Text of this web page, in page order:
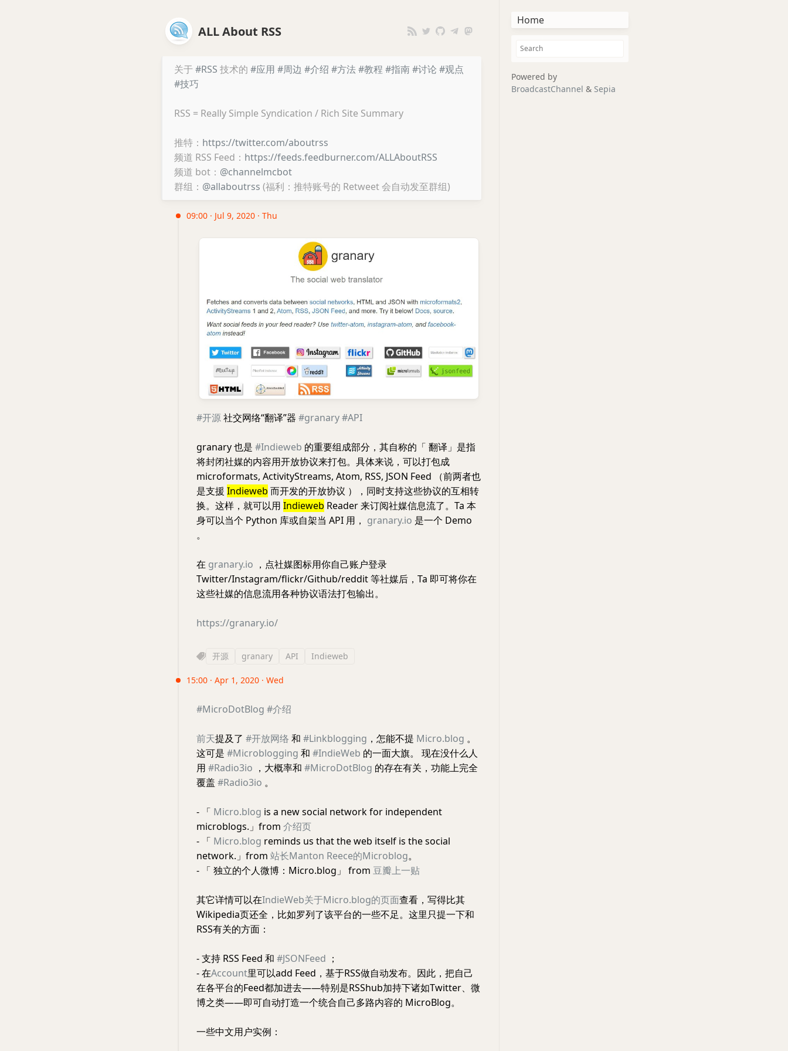
ALL About RSS
关于 #RSS 技术的 #应用 #周边 #介绍 #方法#教程 #指南#讨论 #观点
#技巧
RSS = Really Simple Syndication / Rich Site Summary
推特： https://twitter.com/aboutrss
频道 RSS Feed： https://feeds.feedburner.com/ALLAboutRSS
频道 bot： @channelmcbot
群组： @allaboutrss (福利：推特账号的 Retweet 会自动发至群组)
09:00 · Jul 9, 2020 · Thu
#开源社交网络“翻译”器 #granary#API
granary 也是 #Indieweb 的重要组成部分，其自称的「 翻译」是指
将封闭社媒的内容用开放协议来打包。具体来说，可以打包成
microformats, ActivityStreams, Atom, RSS, JSON Feed （前两者也
是支援 Indieweb 而开发的开放协议 ），同时支持这些协议的互相转
换。这样，就可以用 Indieweb Reader 来订阅社媒信息流了。Ta 本
身可以当个 Python 库或自架当 API 用， granary.io 是一个 Demo
。
在 granary.io ，点社媒图标用你自己账户登录
Twitter/Instagram/flickr/Github/reddit 等社媒后，Ta 即可将你在
这些社媒的信息流用各种协议语法打包输出。
https://granary.io/
开源 granary API Indieweb
15:00 · Apr 1, 2020 · Wed
#MicroDotBlog #介绍
前天提及了 #开放网络 和 #Linkblogging ，怎能不提 Micro.blog 。
这可是 #Microblogging 和 #IndieWeb 的一面大旗。 现在没什么人
用 #Radio3io ，大概率和 #MicroDotBlog 的存在有关，功能上完全
覆盖 #Radio3io 。
- 「 Micro.blog is a new social network for independent
microblogs.」from 介绍页
- 「 Micro.blog reminds us that the web itself is the social
network.」from 站长Manton Reece的Microblog。
- 「 独立的个人微博：Micro.blog」 from 豆瓣上一贴
其它详情可以在IndieWeb关于Micro.blog的页面查看，写得比其
Wikipedia页还全，比如罗列了该平台的一些不足。这里只提一下和
RSS有关的方面：
- 支持 RSS Feed 和 #JSONFeed ；
- 在Account里可以add Feed，基于RSS做自动发布。因此，把自己
在各平台的Feed都加进去——特别是RSShub加持下诸如Twitter、微
博之类——即可自动打造一个统合自己多路内容的 MicroBlog。
一些中文用户实例：
Home
Powered by
BroadcastChannel & Sepia